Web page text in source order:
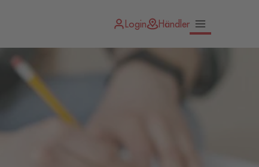
Login Händler